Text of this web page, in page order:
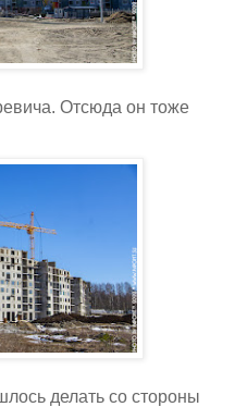
Отсюда он тоже
делать со стороны